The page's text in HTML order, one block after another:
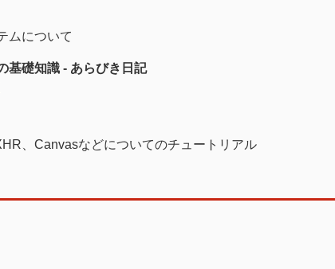
ムについて
基礎知識 - あらびき日記
、Canvasなどについてのチュートリアル